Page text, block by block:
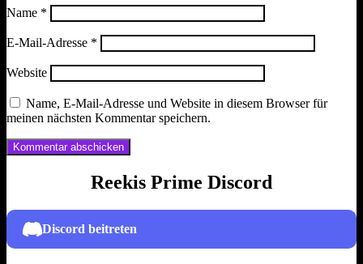
Name *
E-Mail-Adresse *
Website
Name, E-Mail-Adresse und Website in diesem Browser für
meinen nächsten Kommentar speichern.
Reekis Prime Discord
Discord beitreten